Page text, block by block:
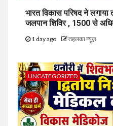
भारत विकास परिषद ने लगाया
जलपान शिविर , 1500 से
1 day ago तहलका न्यूज़
UNCATEGORIZED